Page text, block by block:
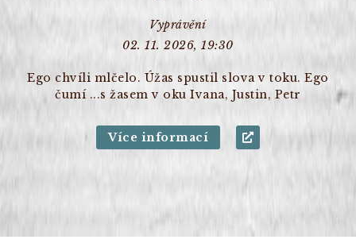
Vyprávění
02. 11. 2026, 19:30
Ego chvíli mlčelo. Úžas spustil slova v toku. Ego
čumí ...s žasem v oku Ivana, Justin, Petr
Více informací